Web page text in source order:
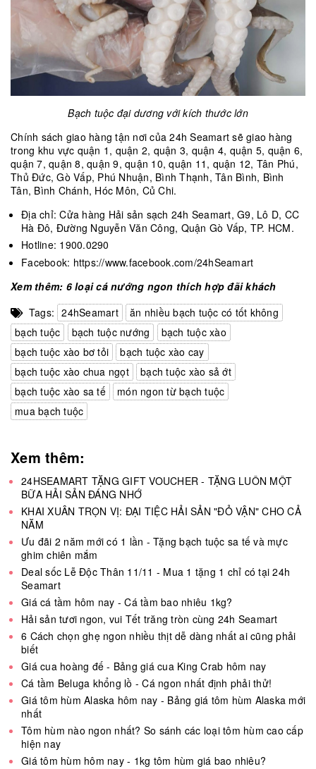
Bạch tuộc đại dương với kích thước lớn
Chính sách giao hàng tận nơi của 24h Seamart sẽ giao hàng
trong khu vực quận 1, quận 2, quận 3, quận 4, quận 5, quận 6,
quận 7, quận 8, quận 9, quận 10, quận 11, quận 12, Tân Phú,
Thủ Đức, Gò Vấp, Phú Nhuận, Bình Thạnh, Tân Bình, Bình
Tân, Bình Chánh, Hóc Môn, Củ Chi.
Địa chỉ: Cửa hàng Hải sản sạch 24h Seamart, G9, Lô D, CC
Hà Đô, Đường Nguyễn Văn Công, Quận Gò Vấp, TP. HCM.
Hotline: 1900.0290
Facebook: https://www.facebook.com/24hSeamart
Xem thêm: 6 loại cá nướng ngon thích hợp đãi khách
Tags: 24hSeamart
ăn nhiều bạch tuộc có tốt không
bạch tuộc
bạch tuộc nướng
bạch tuộc xào
bạch tuộc xào bơ tỏi
bạch tuộc xào cay
bạch tuộc xào chua ngọt
bạch tuộc xào sả ớt
bạch tuộc xào sa tế
món ngon từ bạch tuộc
mua bạch tuộc
Xem thêm:
24HSEAMART TẶNG GIFT VOUCHER - TẶNG LUÔN MỘT
BỮA HẢI SẢN ĐÁNG NHỚ
KHAI XUÂN TRỌN VỊ: ĐẠI TIỆC HẢI SẢN "ĐỎ VẬN" CHO CẢ
NĂM
Ưu đãi 2 năm mới có 1 lần - Tặng bạch tuộc sa tế và mực
ghim chiên mắm
Deal sốc Lễ Độc Thân 11/11 - Mua 1 tặng 1 chỉ có tại 24h
Seamart
Giá cá tầm hôm nay - Cá tầm bao nhiêu 1kg?
Hải sản tươi ngon, vui Tết trăng tròn cùng 24h Seamart
6 Cách chọn ghẹ ngon nhiều thịt dễ dàng nhất ai cũng phải
biết
Giá cua hoàng đế - Bảng giá cua King Crab hôm nay
Cá tầm Beluga khổng lồ - Cá ngon nhất định phải thử!
Giá tôm hùm Alaska hôm nay - Bảng giá tôm hùm Alaska mới
nhất
Tôm hùm nào ngon nhất? So sánh các loại tôm hùm cao cấp
hiện nay
Giá tôm hùm hôm nay - 1kg tôm hùm giá bao nhiêu?